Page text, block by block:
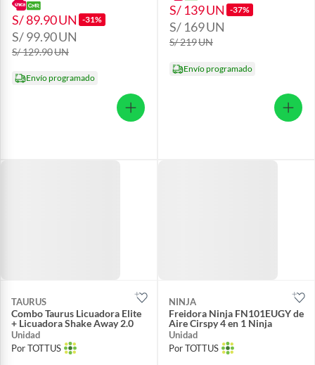
S/ 89.90UN -31%
S/ 99.90UN
S/ 129.90UN
Envío programado
S/ 139UN -37%
S/ 169UN
S/ 219UN
Envío programado
TAURUS
Combo Taurus Licuadora Elite
+ Licuadora Shake Away 2.0
Unidad
Por TOTTUS
NINJA
Freidora Ninja FN101EUGY de
Aire Cirspy 4 en 1 Ninja
Unidad
Por TOTTUS